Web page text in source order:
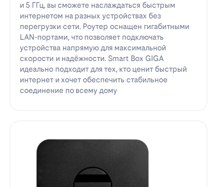
и 5 ГГц, вы сможете наслаждаться быстрым
интернетом на разных устройствах без
перегрузки сети. Роутер оснащен гигабитными
LAN-портами, что позволяет подключать
устройства напрямую для максимальной
скорости и надёжности. Smart Box GIGA
идеально подходит для тех, кто ценит быстрый
интернет и хочет обеспечить стабильное
соединение по всему дому